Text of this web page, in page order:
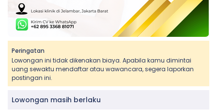
Peringatan
Lowongan ini tidak dikenakan biaya. Apabila kamu dimintai
uang sewaktu mendaftar atau wawancara, segera laporkan
postingan ini.
Lowongan masih berlaku